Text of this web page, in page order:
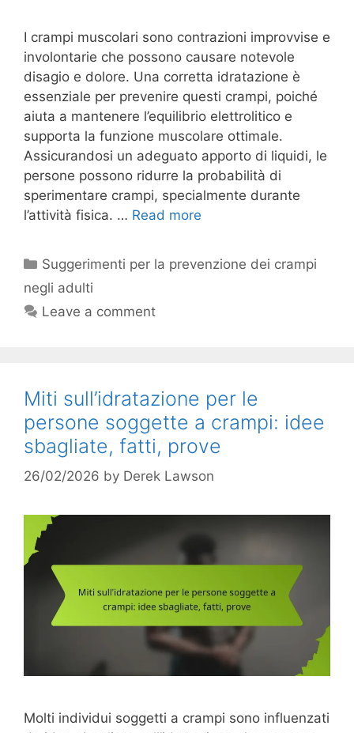
I crampi muscolari sono contrazioni improvvise e
involontarie che possono causare notevole
disagio e dolore. Una corretta idratazione è
essenziale per prevenire questi crampi, poiché
aiuta a mantenere l’equilibrio elettrolitico e
supporta la funzione muscolare ottimale.
Assicurandosi un adeguato apporto di liquidi, le
persone possono ridurre la probabilità di
sperimentare crampi, specialmente durante
l’attività fisica. … Read more
Categories
Suggerimenti per la prevenzione dei crampi
negli adulti
Leave a comment
Miti sull’idratazione per le
persone soggette a crampi: idee
sbagliate, fatti, prove
26/02/2026 by Derek Lawson
Molti individui soggetti a crampi sono influenzati